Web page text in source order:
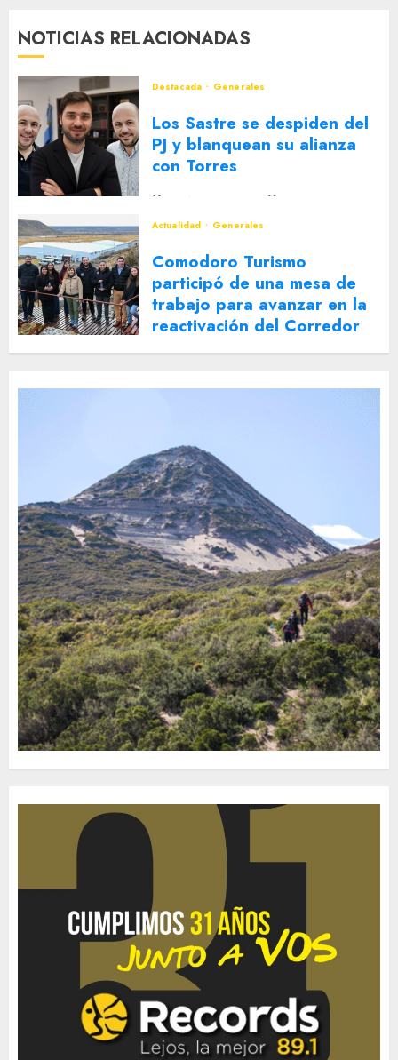
NOTICIAS RELACIONADAS
Destacada Generales
Los Sastre se despiden del
PJ y blanquean su alianza
con Torres
2 DE AGOSTO DE 2026
Actualidad
Generales
Comodoro Turismo
participó de una mesa de
trabajo para avanzar en la
reactivación del Corredor
Turístico Integrado